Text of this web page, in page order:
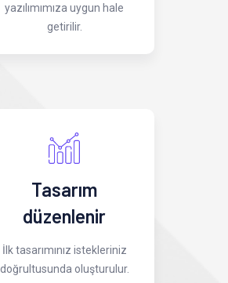
yazılımımıza uygun hale
getirilir.
Tasarım
düzenlenir
İlk tasarımınız istekleriniz
doğrultusunda oluşturulur.